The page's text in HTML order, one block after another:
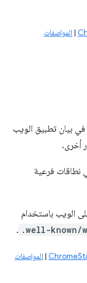
|المواصفات
في بيان تطبيق الويب
أخرى.
نطاقات فرعية
الويب باستخدام
.well-known/
.
|المواصفات